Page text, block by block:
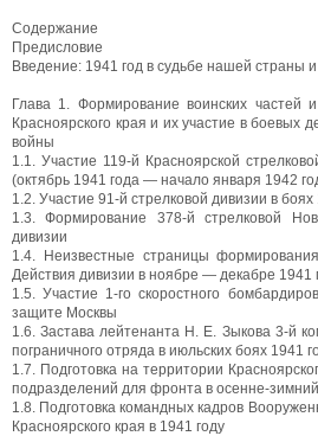
Содержание
Предисловие
Введение: 1941 год в судьбе нашей страны и
Глава 1. Формирование воинских частей
Красноярского края и их участие в боевых
войны
1.1. Участие 119-й Красноярской
(октябрь 1941 года — начало января 1942
1.2. Участие 91-й стрелковой дивизии в боях
1.3. Формирование 378-й стрелковой
дивизии
1.4. Неизвестные страницы
Действия дивизии в ноябре — декабре 1941
1.5. Участие 1-го скоростного
защите Москвы
1.6. Застава лейтенанта Н. Е. Зыкова 3-й
пограничного отряда в июльских боях 1941
1.7. Подготовка на территории
подразделений для фронта в осенне-
1.8. Подготовка командных кадров
Красноярского края в 1941 году